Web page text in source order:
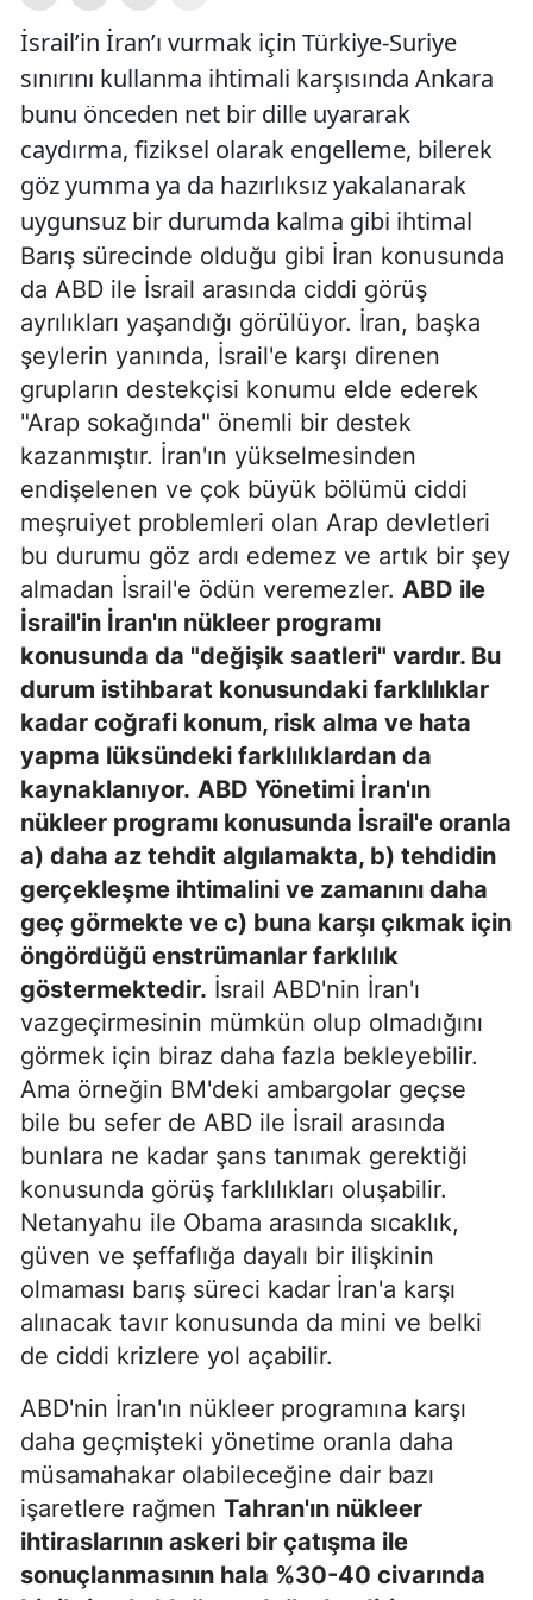
İsrail’in İran’ı vurmak için Türkiye-Suriye
sınırını kullanma ihtimali karşısında Ankara
bunu önceden net bir dille uyararak
caydırma, fiziksel olarak engelleme, bilerek
göz yumma ya da hazırlıksız yakalanarak
uygunsuz bir durumda kalma gibi ihtimal
Barış sürecinde olduğu gibi İran konusunda
da ABD ile İsrail arasında ciddi görüş
ayrılıkları yaşandığı görülüyor. İran, başka
şeylerin yanında, İsrail'e karşı direnen
grupların destekçisi konumu elde ederek
"Arap sokağında" önemli bir destek
kazanmıştır. İran'ın yükselmesinden
endişelenen ve çok büyük bölümü ciddi
meşruiyet problemleri olan Arap devletleri
bu durumu göz ardı edemez ve artık bir şey
almadan İsrail'e ödün veremezler. ABD ile
İsrail'in İran'ın nükleer programı
konusunda da "değişik saatleri" vardır. Bu
durum istihbarat konusundaki farklılıklar
kadar coğrafi konum, risk alma ve hata
yapma lüksündeki farklılıklardan da
kaynaklanıyor. ABD Yönetimi İran'ın
nükleer programı konusunda İsrail'e oranla
a) daha az tehdit algılamakta, b) tehdidin
gerçekleşme ihtimalini ve zamanını daha
geç görmekte ve c) buna karşı çıkmak için
öngördüğü enstrümanlar farklılık
göstermektedir. İsrail ABD'nin İran'ı
vazgeçirmesinin mümkün olup olmadığını
görmek için biraz daha fazla bekleyebilir.
Ama örneğin BM'deki ambargolar geçse
bile bu sefer de ABD ile İsrail arasında
bunlara ne kadar şans tanımak gerektiği
konusunda görüş farklılıkları oluşabilir.
Netanyahu ile Obama arasında sıcaklık,
güven ve şeffaflığa dayalı bir ilişkinin
olmaması barış süreci kadar İran'a karşı
alınacak tavır konusunda da mini ve belki
de ciddi krizlere yol açabilir.
ABD'nin İran'ın nükleer programına karşı
daha geçmişteki yönetime oranla daha
müsamahakar olabileceğine dair bazı
işaretlere rağmen Tahran'ın nükleer
ihtiraslarının askeri bir çatışma ile
sonuçlanmasının hala %30-40 civarında